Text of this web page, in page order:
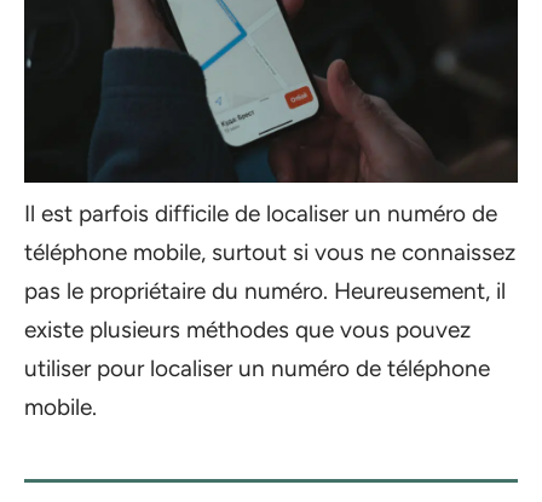
Il est parfois difficile de localiser un numéro de
téléphone mobile, surtout si vous ne connaissez
pas le propriétaire du numéro. Heureusement, il
existe plusieurs méthodes que vous pouvez
utiliser pour localiser un numéro de téléphone
mobile.